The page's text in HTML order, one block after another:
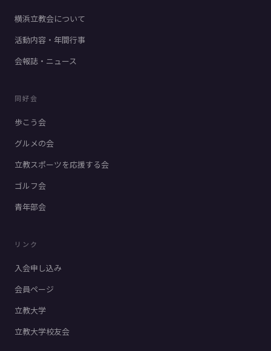
横浜立教会について
活動内容・年間行事
会報誌・ニュース
同好会
歩こう会
グルメの会
立教スポーツを応援する会
ゴルフ会
青年部会
リンク
入会申し込み
会員ページ
立教大学
立教大学校友会